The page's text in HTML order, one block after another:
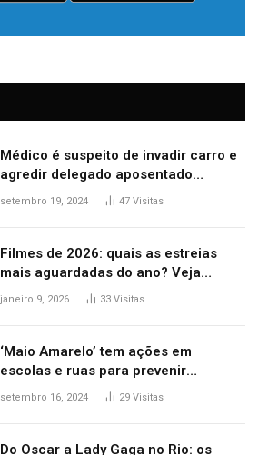
Médico é suspeito de invadir carro e
agredir delegado aposentado
durante confusão no trânsito
setembro 19, 2024 47 Visitas
Filmes de 2026: quais as estreias
mais aguardadas do ano? Veja
principais lançamentos do cinema
janeiro 9, 2026 33 Visitas
‘Maio Amarelo’ tem ações em
escolas e ruas para prevenir
acidentes no trânsito no AP
setembro 16, 2024 29 Visitas
Do Oscar a Lady Gaga no Rio: os